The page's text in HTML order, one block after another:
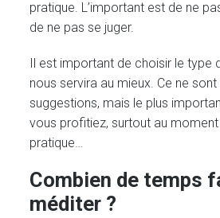
pratique. L’important est de ne
de ne pas se juger.
Il est important de choisir le type
nous servira au mieux. Ce ne
suggestions, mais le plus
vous profitiez, surtout au
pratique…
Combien de temps
méditer ?